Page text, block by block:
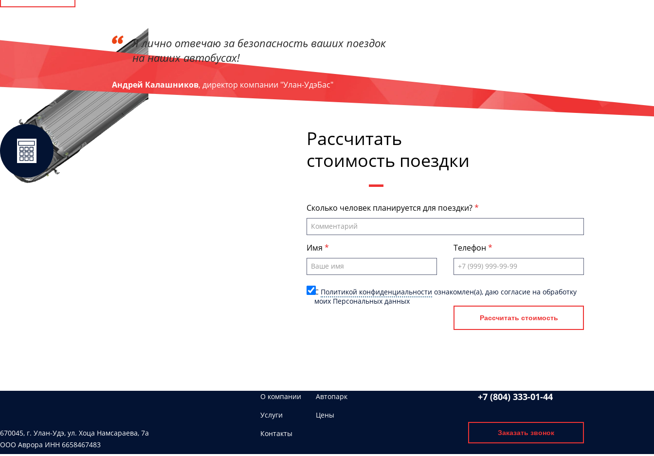
Я лично отвечаю за безопасность ваших поездок
на наших автобусах!
Андрей Калашников, директор компании "Улан-УдэБас"
Рассчитать
стоимость поездки
Сколько человек планируется для поездки?
Имя Телефон
C Политикой конфиденциальности ознакомлен(а), даю согласие на обработку
моих Персональных данных
Рассчитать стоимость
670045, г. Улан-Удэ, ул. Хоца Намсараева, 7а
ООО Аврора ИНН 6658467483
О компании
Автопарк
Услуги
Цены
Контакты
+7 (804) 333-01-44
Заказать звонок